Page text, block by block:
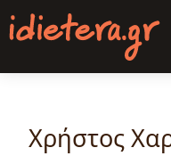
Παράκαμψη
προς
κυρίως
Χρήστος